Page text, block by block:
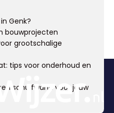
Genk?
bouwprojecten
grootschalige
tips voor onderhoud en
schuifwand voor jouw